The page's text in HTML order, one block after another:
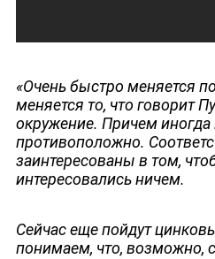
«Очень быстро меняется
меняется то, что говорит
окружение. Причем
противоположно.
заинтересованы в том,
интересовались ничем.
Сейчас еще пойдут
понимаем, что, возможно,